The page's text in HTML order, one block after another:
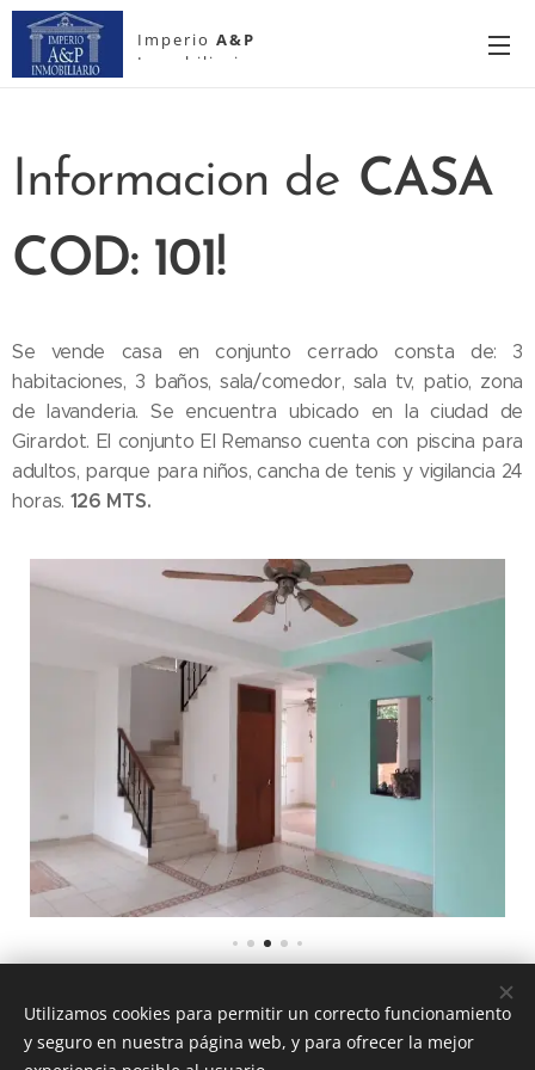
Imperio A&P
Inmobiliario
Informacion de CASA
COD: 101!
Se vende casa en conjunto cerrado consta de: 3
habitaciones, 3 baños, sala/comedor, sala tv, patio, zona
de lavanderia. Se encuentra ubicado en la ciudad de
Girardot. El conjunto El Remanso cuenta con piscina para
adultos, parque para niños, cancha de tenis y vigilancia 24
horas. 126 MTS.
Utilizamos cookies para permitir un correcto funcionamiento
y seguro en nuestra página web, y para ofrecer la mejor